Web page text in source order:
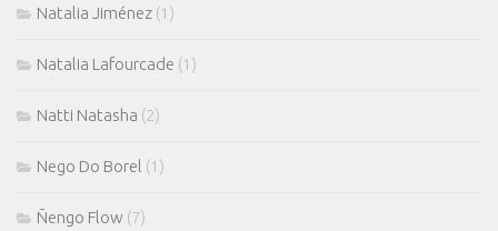
Natalia Jiménez (1)
Natalia Lafourcade (1)
Natti Natasha (2)
Nego Do Borel (1)
Ñengo Flow (7)